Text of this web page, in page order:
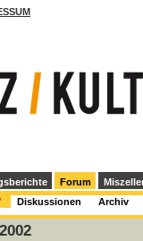
Forum
Diskussionen Archiv